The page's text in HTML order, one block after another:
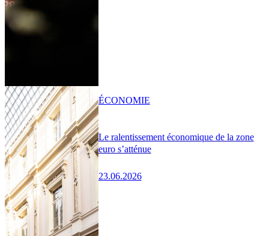
Le ralentissement économique de la zone
euro s’atténue
23.06.2026
ÉCONOMIE